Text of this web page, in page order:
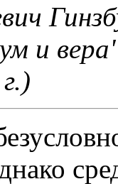
и